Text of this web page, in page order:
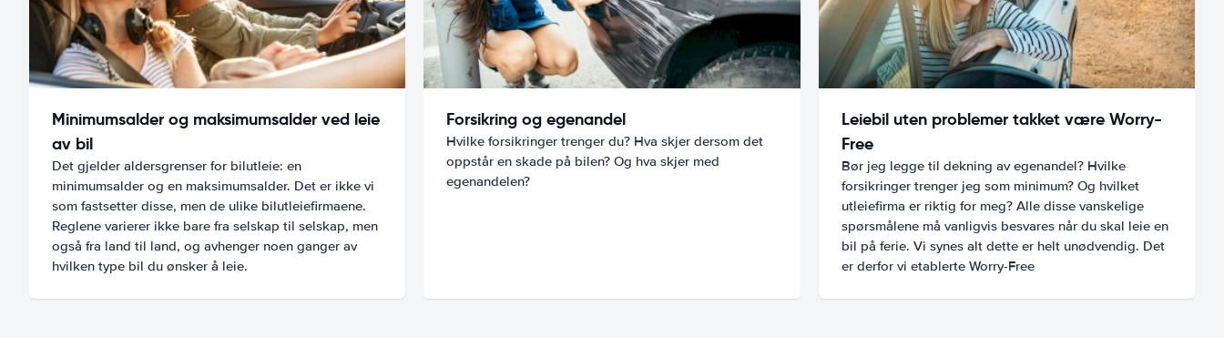
Minimumsalder og maksimumsalder ved leie
av bil
Det gjelder aldersgrenser for bilutleie: en
minimumsalder og en maksimumsalder. Det er ikke vi
som fastsetter disse, men de ulike bilutleiefirmaene.
Reglene varierer ikke bare fra selskap til selskap, men
også fra land til land, og avhenger noen ganger av
hvilken type bil du ønsker å leie.
Forsikring og egenandel
Hvilke forsikringer trenger du? Hva skjer dersom det
oppstår en skade på bilen? Og hva skjer med
egenandelen?
Leiebil uten problemer takket være Worry-
Free
Bør jeg legge til dekning av egenandel? Hvilke
forsikringer trenger jeg som minimum? Og hvilket
utleiefirma er riktig for meg? Alle disse vanskelige
spørsmålene må vanligvis besvares når du skal leie en
bil på ferie. Vi synes alt dette er helt unødvendig. Det
er derfor vi etablerte Worry-Free